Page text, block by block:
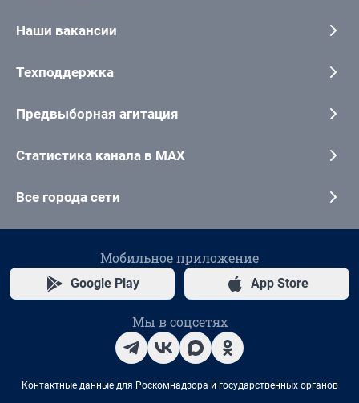
Наши вакансии
Техподдержка
Предвыборная агитация
Статистика канала в MAX
Все города сети
Мобильное приложение
Google Play App Store
Мы в соцсетях
Контактные данные для Роскомнадзора и государственных органов